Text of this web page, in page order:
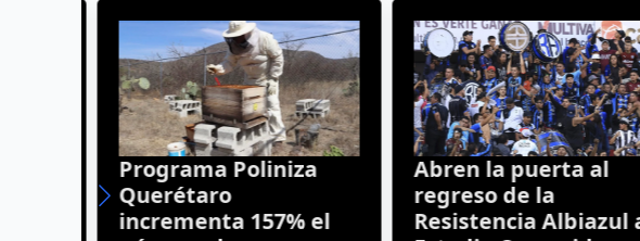
Programa Poliniza
Querétaro
incrementa 157% el
Abren la puerta al
regreso de la
Resistencia Albiazul al